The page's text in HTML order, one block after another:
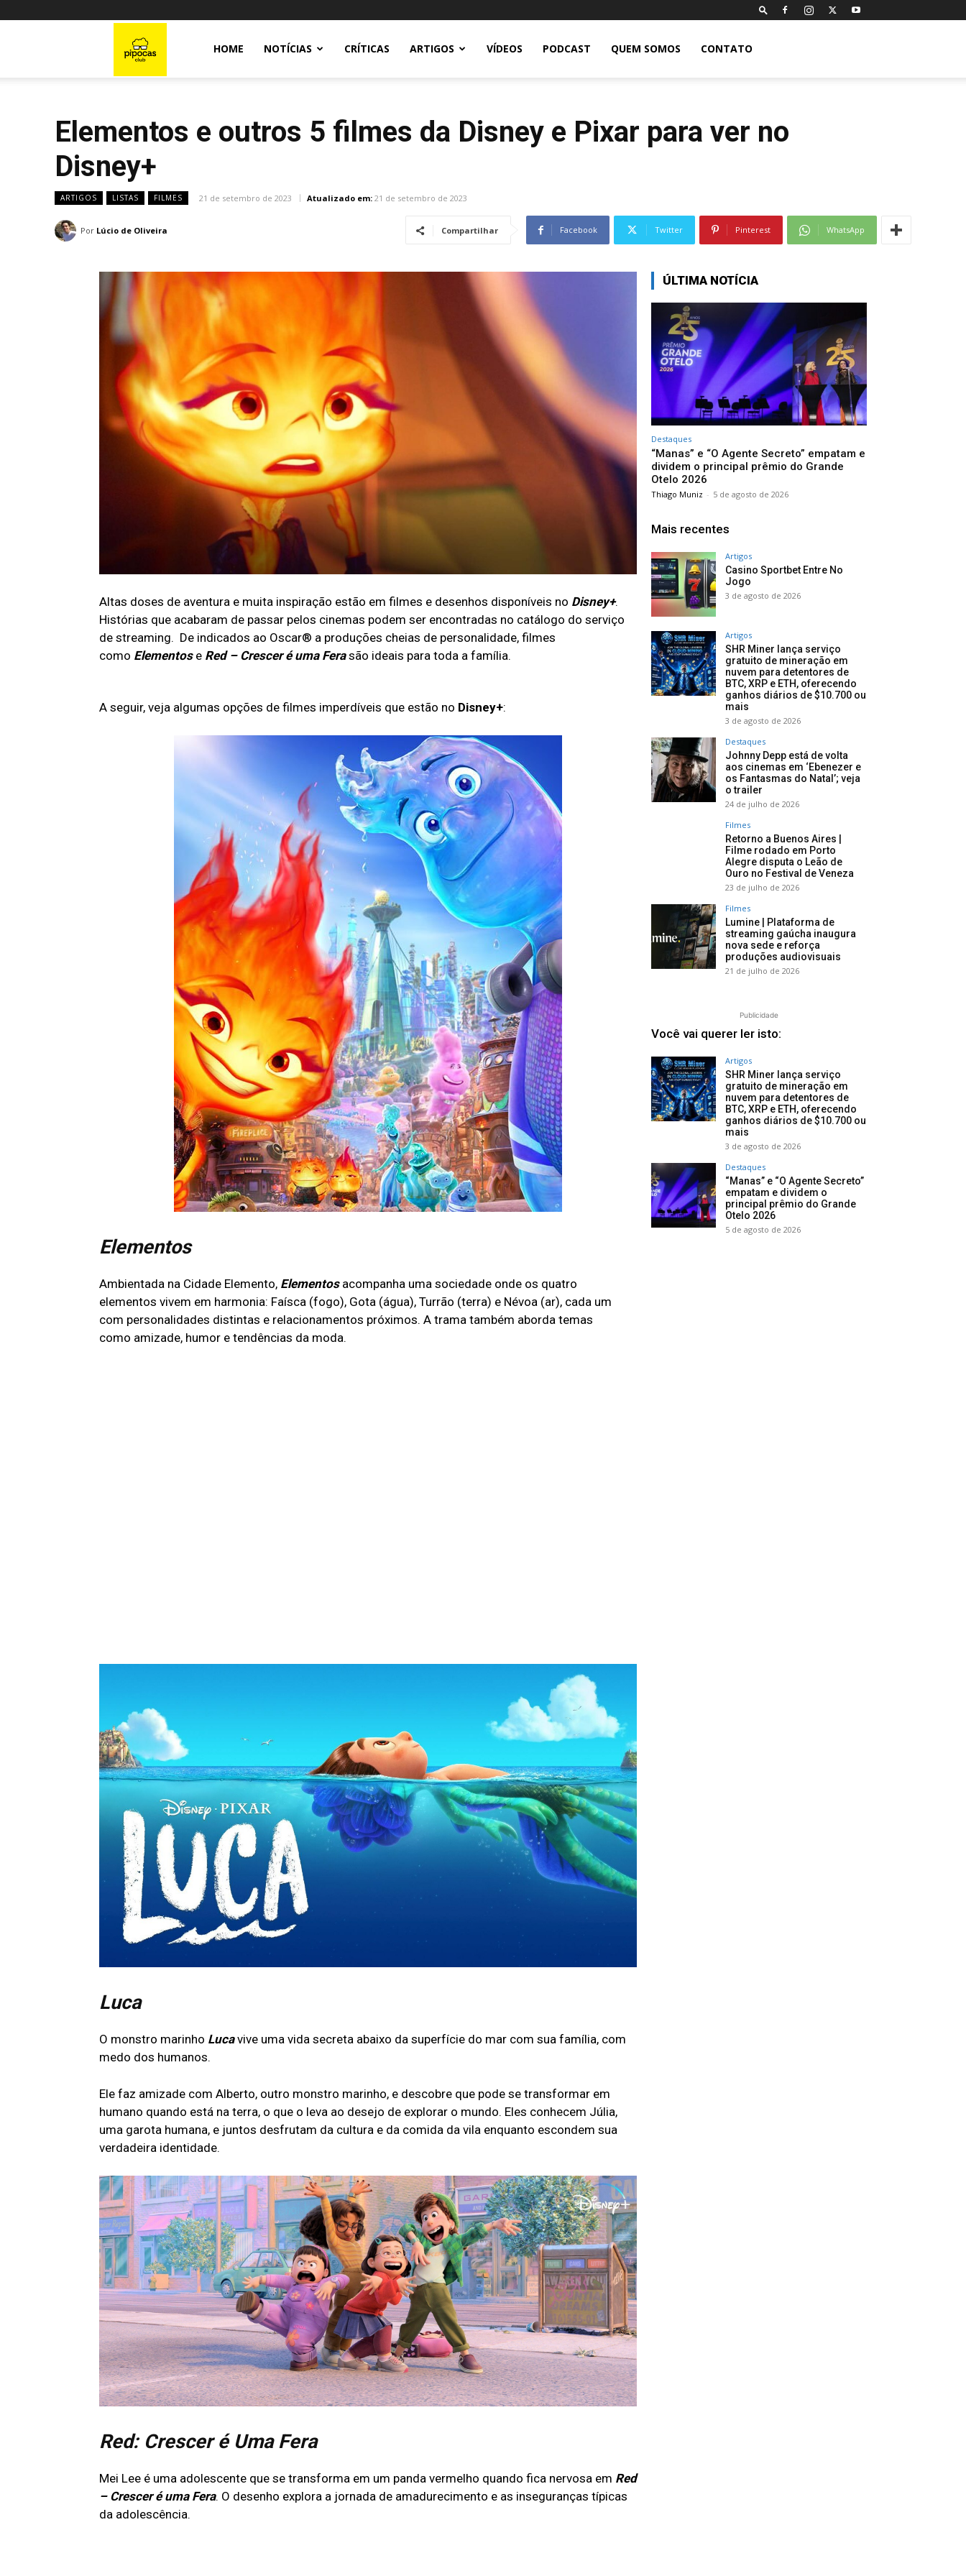
HOME NOTÍCIAS CRÍTICAS ARTIGOS VÍDEOS PODCAST QUEM SOMOS CONTATO
Elementos e outros 5 filmes da Disney e Pixar para ver no
Disney+
ARTIGOS LISTAS FILMES 21 de setembro de 2023 Atualizado em: 21 de setembro de 2023
Por Lúcio de Oliveira Compartilhar Facebook Twitter Pinterest WhatsApp
Altas doses de aventura e muita inspiração estão em filmes e desenhos disponíveis no Disney+.
Histórias que acabaram de passar pelos cinemas podem ser encontradas no catálogo do serviço
de streaming. De indicados ao Oscar® a produções cheias de personalidade, filmes
como Elementose Red – Crescer é uma Ferasão ideais para toda a família.
A seguir, veja algumas opções de filmes imperdíveis que estão no Disney+:
Elementos
Ambientada na Cidade Elemento, Elementosacompanha uma sociedade onde os quatro
elementos vivem em harmonia: Faísca (fogo), Gota (água), Turrão (terra) e Névoa (ar), cada um
com personalidades distintas e relacionamentos próximos. A trama também aborda temas
como amizade, humor e tendências da moda.
Luca
O monstro marinho Lucavive uma vida secreta abaixo da superfície do mar com sua família, com
medo dos humanos.
Ele faz amizade com Alberto, outro monstro marinho, e descobre que pode se transformar em
humano quando está na terra, o que o leva ao desejo de explorar o mundo. Eles conhecem Júlia,
uma garota humana, e juntos desfrutam da cultura e da comida da vila enquanto escondem sua
verdadeira identidade.
Red: Crescer é Uma Fera
Mei Lee é uma adolescente que se transforma em um panda vermelho quando fica nervosa em Red
– Crescer é uma Fera. O desenho explora a jornada de amadurecimento e as inseguranças típicas
da adolescência.
ÚLTIMA NOTÍCIA
Destaques
“Manas” e “O Agente Secreto” empatam e
dividem o principal prêmio do Grande
Otelo 2026
Thiago Muniz - 5 de agosto de 2026
Mais recentes
Artigos
Casino Sportbet Entre No
Jogo
3 de agosto de 2026
Artigos
SHR Miner lança serviço
gratuito de mineração em
nuvem para detentores de
BTC, XRP e ETH, oferecendo
ganhos diários de $10.700 ou
mais
3 de agosto de 2026
Destaques
Johnny Depp está de volta
aos cinemas em ‘Ebenezer e
os Fantasmas do Natal’; veja
o trailer
24 de julho de 2026
Filmes
Retorno a Buenos Aires |
Filme rodado em Porto
Alegre disputa o Leão de
Ouro no Festival de Veneza
23 de julho de 2026
Filmes
Lumine | Plataforma de
streaming gaúcha inaugura
nova sede e reforça
produções audiovisuais
21 de julho de 2026
Publicidade
Você vai querer ler isto:
Artigos
SHR Miner lança serviço
gratuito de mineração em
nuvem para detentores de
BTC, XRP e ETH, oferecendo
ganhos diários de $10.700 ou
mais
3 de agosto de 2026
Destaques
“Manas” e “O Agente Secreto”
empatam e dividem o
principal prêmio do Grande
Otelo 2026
5 de agosto de 2026